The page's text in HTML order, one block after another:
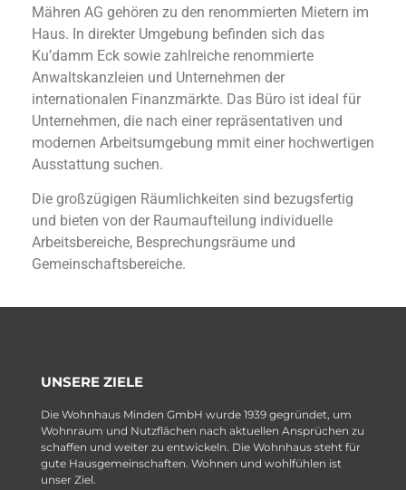
Mähren AG gehören zu den renommierten Mietern im
Haus. In direkter Umgebung befinden sich das
Ku’damm Eck sowie zahlreiche renommierte
Anwaltskanzleien und Unternehmen der
internationalen Finanzmärkte. Das Büro ist ideal für
Unternehmen, die nach einer repräsentativen und
modernen Arbeitsumgebung mmit einer hochwertigen
Ausstattung suchen.
Die großzügigen Räumlichkeiten sind bezugsfertig
und bieten von der Raumaufteilung individuelle
Arbeitsbereiche, Besprechungsräume und
Gemeinschaftsbereiche.
UNSERE ZIELE
Die Wohnhaus Minden GmbH wurde 1939 gegründet, um
Wohnraum und Nutzflächen nach aktuellen Ansprüchen zu
schaffen und weiter zu entwickeln. Die Wohnhaus steht für
gute Hausgemeinschaften. Wohnen und wohlfühlen ist
unser Ziel.